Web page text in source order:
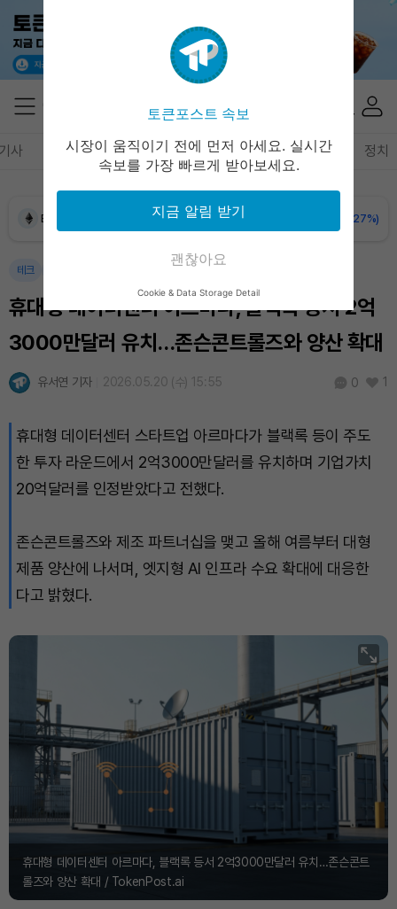
사 암호화폐 블록체인 테크 경제 마켓 정책 정치
₩91,120,472
Ethereum (ETH) (-0.27%)
BNB (BNB) ₩846,132(+1.42%)
USDC (USDC) ₩1,408(0.00%)
Solana (SOL) ₩106,923 (+2.07%)
TRON (TRX)
Dogecoin (DOGE) ₩98.53(-0.28%)
테크
휴대형 데이터센터 아르마다, 블랙록 등서 2억
3000만달러 유치…존슨콘트롤즈와 양산 확대
유서연 기자 2026.05.20 (수) 15:55 0 1
휴대형 데이터센터 스타트업 아르마다가 블랙록 등이 주도
한 투자 라운드에서 2억3000만달러를 유치하며 기업가치
20억달러를 인정받았다고 전했다.
존슨콘트롤즈와 제조 파트너십을 맺고 올해 여름부터 대형
제품 양산에 나서며, 엣지형 AI 인프라 수요 확대에 대응한
다고 밝혔다.
휴대형 데이터센터 아르마다, 블랙록 등서 2억3000만달러 유치…존슨콘트
롤즈와 양산 확대 / TokenPost.ai
토큰포스트 속보
시장이 움직이기 전에 먼저 아세요. 실시간
속보를 가장 빠르게 받아보세요.
지금 알림 받기
괜찮아요
Cookie & Data Storage Detail